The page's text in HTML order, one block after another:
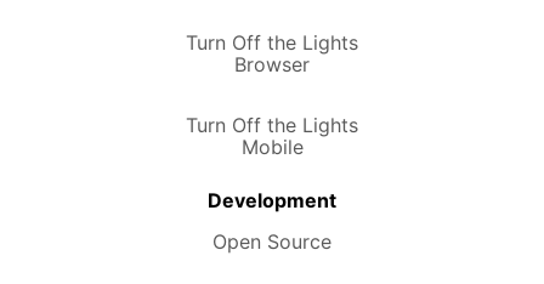
Turn Off the Lights
Browser
Turn Off the Lights
Mobile
Development
Open Source